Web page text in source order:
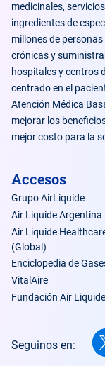
medicinales,
ingredientes de
millones de
crónicas y
hospitales y centros
centrado en el
Atención Médica
mejorar los
mejor costo para la
Accesos
Grupo AirLiquide
Air Liquide Argentina
Air Liquide
(Global)
Enciclopedia de
VitalAire
Fundación Air Liquide
Seguinos en: